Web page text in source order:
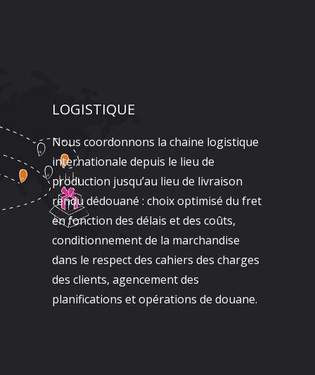
LOGISTIQUE
Nous coordonnons la chaine logistique
internationale depuis le lieu de
production jusqu’au lieu de livraison
rendu dédouané : choix optimisé du fret
en fonction des délais et des coûts,
conditionnement de la marchandise
dans le respect des cahiers des charges
des clients, agencement des
planifications et opérations de douane.